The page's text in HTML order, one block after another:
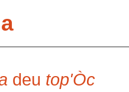
deu top'Òc